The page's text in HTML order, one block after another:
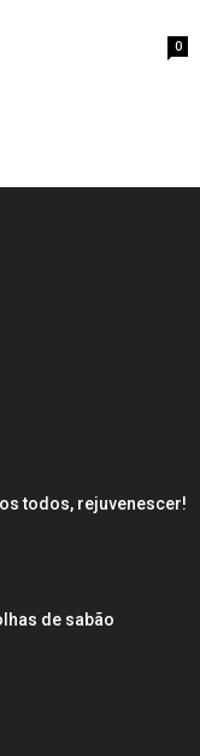
0
todos, rejuvenescer!
de sabão